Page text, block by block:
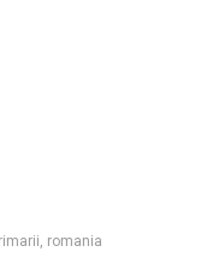
, romania